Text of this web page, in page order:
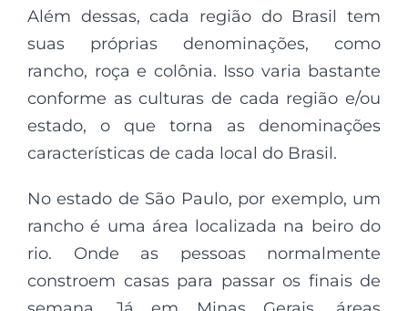
Além dessas, cada região do Brasil tem
suas próprias denominações, como
rancho, roça e colônia. Isso varia bastante
conforme as culturas de cada região e/ou
estado, o que torna as denominações
características de cada local do Brasil.
No estado de São Paulo, por exemplo, um
rancho é uma área localizada na beiro do
rio. Onde as pessoas normalmente
constroem casas para passar os finais de